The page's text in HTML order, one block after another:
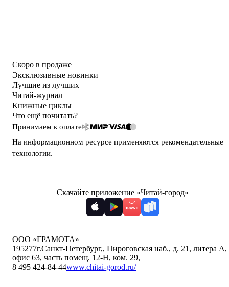
Скоро в продаже
Эксклюзивные новинки
Лучшие из лучших
Читай-журнал
Книжные циклы
Что ещё почитать?
Принимаем к оплате
На информационном ресурсе применяются рекомендательные
технологии.
Скачайте приложение «Читай-город»
ООО «ГРАМОТА»
195277г.Санкт-Петербург,, Пироговская наб., д. 21, литера А,
офис 63, часть помещ. 12-Н, ком. 29,
8 495 424-84-44www.chitai-gorod.ru/